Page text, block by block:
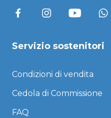
Servizio sostenitori
Condizioni di vendita
Cedola di Commissione
FAQ